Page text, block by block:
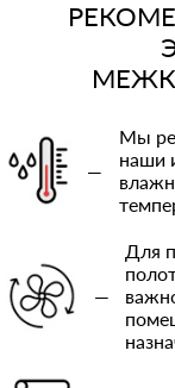
—
Мы
наши
—
Для